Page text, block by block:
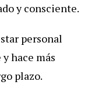
y consciente.
personal
hace más
plazo.